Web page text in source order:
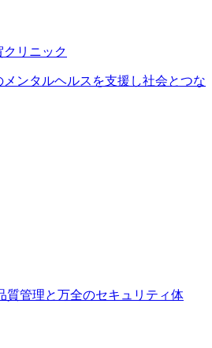
リニック
ンタルヘルスを支援し社会とつな
質管理と万全のセキュリティ体